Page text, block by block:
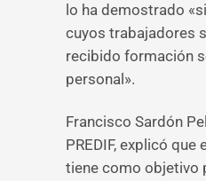
lo ha demostrado
cuyos trabajadores
recibido formación
personal».
Francisco Sardón
PREDIF, explicó que
tiene como objetivo